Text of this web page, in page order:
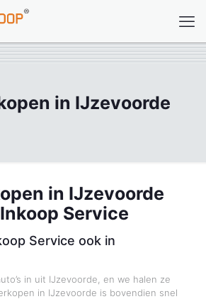
in IJzevoorde
in IJzevoorde
Service
Service ook in
in uit IJzevoorde, en we halen ze
in IJzevoorde is bovendien snel